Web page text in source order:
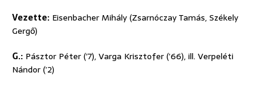
Vezette: Eisenbacher Mihály (Zsarnóczay Tamás, Székely
Gergő)
G.: Pásztor Péter (’7), Varga Krisztofer (’66), ill. Verpeléti
Nándor (’2)